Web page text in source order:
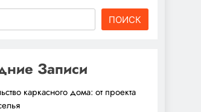
ПОИСК
Записи
каркасного дома: от проекта